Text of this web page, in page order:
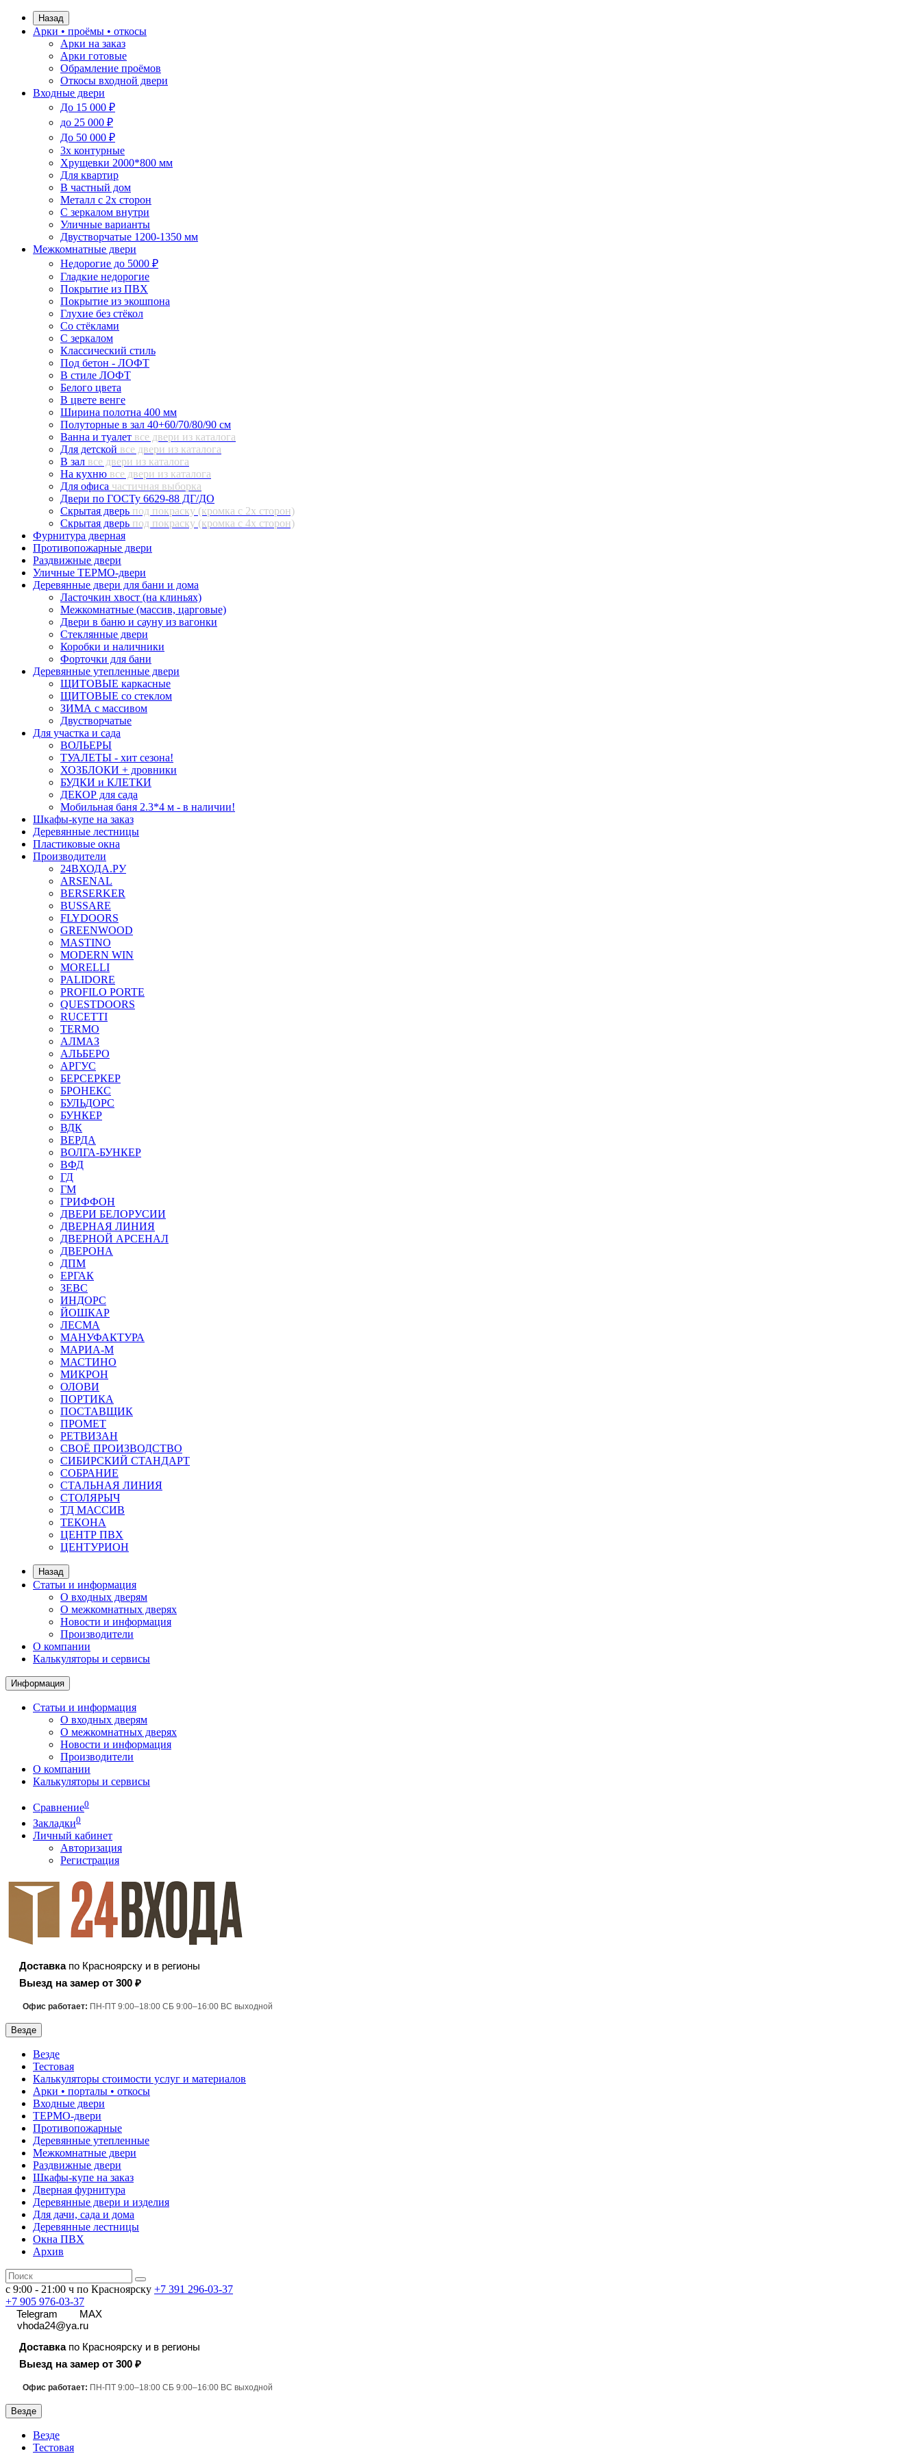
Назад
Арки • проёмы • откосы
Арки на заказ
Арки готовые
Обрамление проёмов
Откосы входной двери
Входные двери
До 15 000 ₽
до 25 000 ₽
До 50 000 ₽
3х контурные
Хрущевки 2000*800 мм
Для квартир
В частный дом
Металл с 2х сторон
С зеркалом внутри
Уличные варианты
Двустворчатые 1200-1350 мм
Межкомнатные двери
Недорогие до 5000 ₽
Гладкие недорогие
Покрытие из ПВХ
Покрытие из экошпона
Глухие без стёкол
Со стёклами
С зеркалом
Классический стиль
Под бетон - ЛОФТ
В стиле ЛОФТ
Белого цвета
В цвете венге
Ширина полотна 400 мм
Полуторные в зал 40+60/70/80/90 см
Ванна и туалет все двери из каталога
Для детской все двери из каталога
В зал все двери из каталога
На кухню все двери из каталога
Для офиса частичная выборка
Двери по ГОСТу 6629-88 ДГ/ДО
Скрытая дверь под покраску (кромка с 2х сторон)
Скрытая дверь под покраску (кромка с 4х сторон)
Фурнитура дверная
Противопожарные двери
Раздвижные двери
Уличные ТЕРМО-двери
Деревянные двери для бани и дома
Ласточкин хвост (на клиньях)
Межкомнатные (массив, царговые)
Двери в баню и сауну из вагонки
Стеклянные двери
Коробки и наличники
Форточки для бани
Деревянные утепленные двери
ЩИТОВЫЕ каркасные
ЩИТОВЫЕ со стеклом
ЗИМА с массивом
Двустворчатые
Для участка и сада
ВОЛЬЕРЫ
ТУАЛЕТЫ - хит сезона!
ХОЗБЛОКИ + дровники
БУДКИ и КЛЕТКИ
ДЕКОР для сада
Мобильная баня 2.3*4 м - в наличии!
Шкафы-купе на заказ
Деревянные лестницы
Пластиковые окна
Производители
24ВХОДА.РУ
ARSENAL
BERSERKER
BUSSARE
FLYDOORS
GREENWOOD
MASTINO
MODERN WIN
MORELLI
PALIDORE
PROFILO PORTE
QUESTDOORS
RUCETTI
TERMO
АЛМАЗ
АЛЬБЕРО
АРГУС
БЕРСЕРКЕР
БРОНЕКС
БУЛЬДОРС
БУНКЕР
ВДК
ВЕРДА
ВОЛГА-БУНКЕР
ВФД
ГД
ГМ
ГРИФФОН
ДВЕРИ БЕЛОРУСИИ
ДВЕРНАЯ ЛИНИЯ
ДВЕРНОЙ АРСЕНАЛ
ДВЕРОНА
ДПМ
ЕРГАК
ЗЕВС
ИНДОРС
ЙОШКАР
ЛЕСМА
МАНУФАКТУРА
МАРИА-М
МАСТИНО
МИКРОН
ОЛОВИ
ПОРТИКА
ПОСТАВЩИК
ПРОМЕТ
РЕТВИЗАН
СВОЁ ПРОИЗВОДСТВО
СИБИРСКИЙ СТАНДАРТ
СОБРАНИЕ
СТАЛЬНАЯ ЛИНИЯ
СТОЛЯРЫЧ
ТД МАССИВ
ТЕКОНА
ЦЕНТР ПВХ
ЦЕНТУРИОН
Назад
Статьи и информация
О входных дверям
О межкомнатных дверях
Новости и информация
Производители
О компании
Калькуляторы и сервисы
Информация
Статьи и информация
О входных дверям
О межкомнатных дверях
Новости и информация
Производители
О компании
Калькуляторы и сервисы
Сравнение0
Закладки0
Личный кабинет
Авторизация
Регистрация
Доставкапо Красноярску и в регионы
Выезд на замер от 300 ₽
Офис работает: ПН-ПТ 9:00–18:00 СБ 9:00–16:00 ВС выходной
Везде
Везде
Тестовая
Калькуляторы стоимости услуг и материалов
Арки • порталы • откосы
Входные двери
ТЕРМО-двери
Противопожарные
Деревянные утепленные
Межкомнатные двери
Раздвижные двери
Шкафы-купе на заказ
Дверная фурнитура
Деревянные двери и изделия
Для дачи, сада и дома
Деревянные лестницы
Окна ПВХ
Архив
с 9:00 - 21:00 ч по Красноярску +7 391 296-03-37
+7 905 976-03-37
Telegram
MAX
vhoda24@ya.ru
Доставкапо Красноярску и в регионы
Выезд на замер от 300 ₽
Офис работает: ПН-ПТ 9:00–18:00 СБ 9:00–16:00 ВС выходной
Везде
Везде
Тестовая